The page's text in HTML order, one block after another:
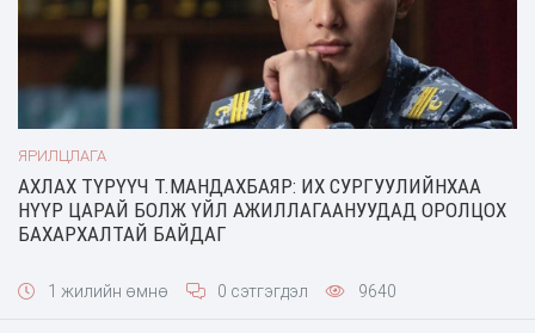
ЯРИЛЦЛАГА
АХЛАХ ТҮРҮҮЧ Т.МАНДАХБАЯР: ИХ СУРГУУЛИЙНХАА
НҮҮР ЦАРАЙ БОЛЖ ҮЙЛ АЖИЛЛАГААНУУДАД ОРОЛЦОХ
БАХАРХАЛТАЙ БАЙДАГ
1 жилийн өмнө 0 сэтгэгдэл 9640